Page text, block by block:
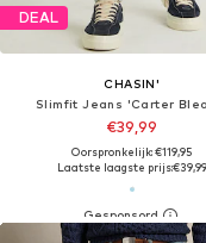
DEAL
CHASIN'
Slimfit Jeans 'Carter
€39,99
Oorspronkelijk: €119,95
Laatste laagste prijs:€39,99